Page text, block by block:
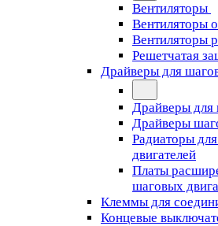
Вентиляторы
Вентиляторы
Вентиляторы
Решетчатая
Драйверы для
Драйверы для
Драйверы
Радиаторы
двигателей
Платы
шаговых
Клеммы для
Концевые